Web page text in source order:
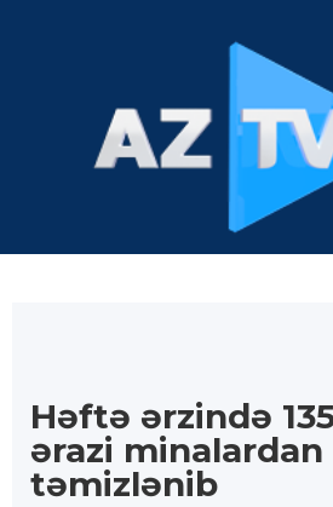
Həftə ərzində
ərazi minalardan
təmizlənib